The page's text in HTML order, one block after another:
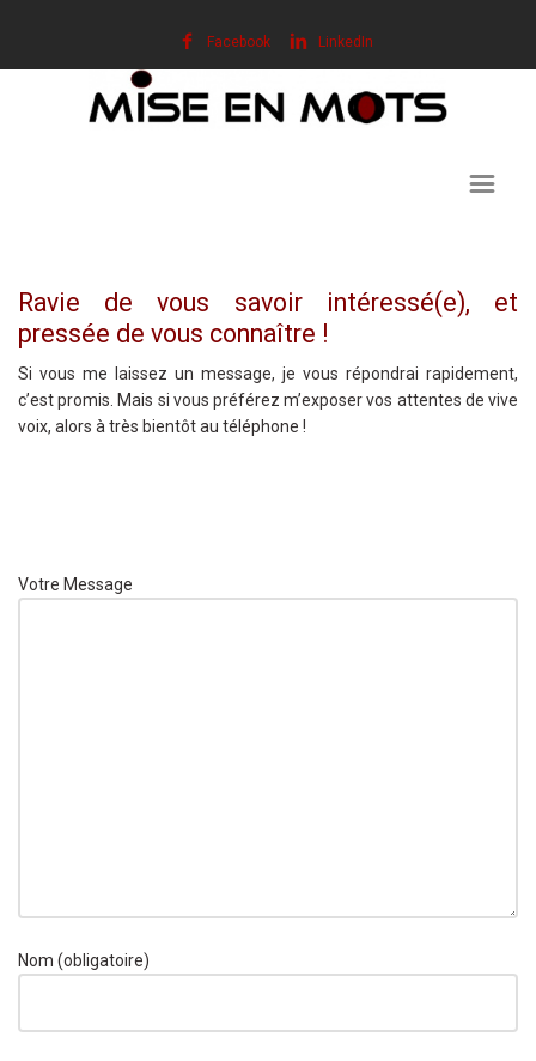
Facebook LinkedIn
Ravie de vous savoir intéressé(e), et
pressée de vous connaître !
Si vous me laissez un message, je vous répondrai rapidement,
c’est promis. Mais si vous préférez m’exposer vos attentes de vive
voix, alors à très bientôt au téléphone !
Votre Message
Nom (obligatoire)